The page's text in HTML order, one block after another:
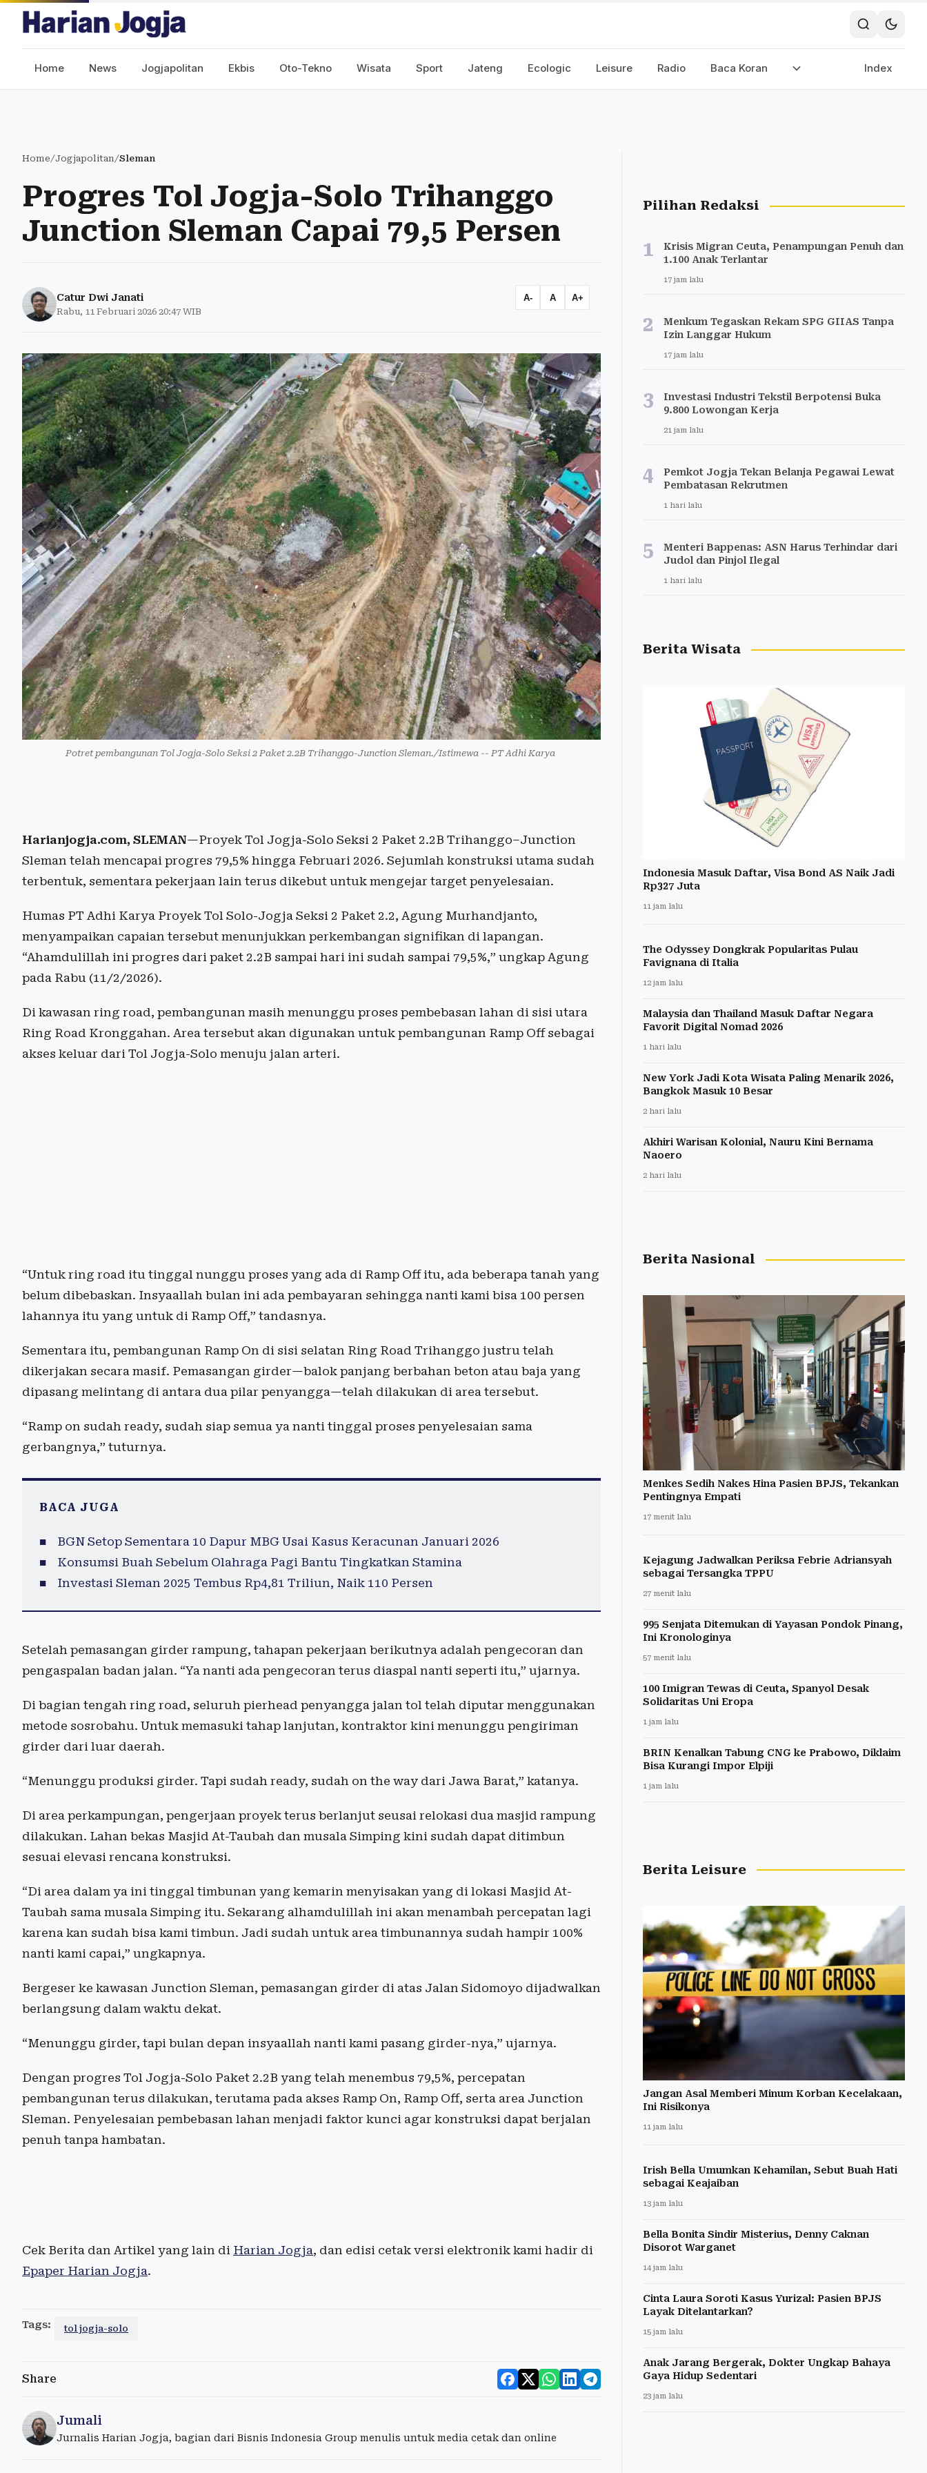
Home News Jogjapolitan Ekbis Oto-Tekno Wisata Sport Jateng Ecologic Leisure Radio Baca Koran Index
Home/Jogjapolitan/Sleman
Progres Tol Jogja-Solo Trihanggo
Junction Sleman Capai 79,5 Persen
Catur Dwi Janati
Rabu, 11 Februari 2026 20:47 WIB
A- A A+
Potret pembangunan Tol Jogja-Solo Seksi 2 Paket 2.2B Trihanggo-Junction Sleman./Istimewa -- PT Adhi Karya
Harianjogja.com, SLEMAN—Proyek Tol Jogja-Solo Seksi 2 Paket 2.2B Trihanggo–Junction
Sleman telah mencapai progres 79,5% hingga Februari 2026. Sejumlah konstruksi utama sudah
terbentuk, sementara pekerjaan lain terus dikebut untuk mengejar target penyelesaian.
Humas PT Adhi Karya Proyek Tol Solo-Jogja Seksi 2 Paket 2.2, Agung Murhandjanto,
menyampaikan capaian tersebut menunjukkan perkembangan signifikan di lapangan.
“Ahamdulillah ini progres dari paket 2.2B sampai hari ini sudah sampai 79,5%,” ungkap Agung
pada Rabu (11/2/2026).
Di kawasan ring road, pembangunan masih menunggu proses pembebasan lahan di sisi utara
Ring Road Kronggahan. Area tersebut akan digunakan untuk pembangunan Ramp Off sebagai
akses keluar dari Tol Jogja-Solo menuju jalan arteri.
“Untuk ring road itu tinggal nunggu proses yang ada di Ramp Off itu, ada beberapa tanah yang
belum dibebaskan. Insyaallah bulan ini ada pembayaran sehingga nanti kami bisa 100 persen
lahannya itu yang untuk di Ramp Off,” tandasnya.
Sementara itu, pembangunan Ramp On di sisi selatan Ring Road Trihanggo justru telah
dikerjakan secara masif. Pemasangan girder—balok panjang berbahan beton atau baja yang
dipasang melintang di antara dua pilar penyangga—telah dilakukan di area tersebut.
“Ramp on sudah ready, sudah siap semua ya nanti tinggal proses penyelesaian sama
gerbangnya,” tuturnya.
BACA JUGA
BGN Setop Sementara 10 Dapur MBG Usai Kasus Keracunan Januari 2026
Konsumsi Buah Sebelum Olahraga Pagi Bantu Tingkatkan Stamina
Investasi Sleman 2025 Tembus Rp4,81 Triliun, Naik 110 Persen
Setelah pemasangan girder rampung, tahapan pekerjaan berikutnya adalah pengecoran dan
pengaspalan badan jalan. “Ya nanti ada pengecoran terus diaspal nanti seperti itu,” ujarnya.
Di bagian tengah ring road, seluruh pierhead penyangga jalan tol telah diputar menggunakan
metode sosrobahu. Untuk memasuki tahap lanjutan, kontraktor kini menunggu pengiriman
girder dari luar daerah.
“Menunggu produksi girder. Tapi sudah ready, sudah on the way dari Jawa Barat,” katanya.
Di area perkampungan, pengerjaan proyek terus berlanjut seusai relokasi dua masjid rampung
dilakukan. Lahan bekas Masjid At-Taubah dan musala Simping kini sudah dapat ditimbun
sesuai elevasi rencana konstruksi.
“Di area dalam ya ini tinggal timbunan yang kemarin menyisakan yang di lokasi Masjid At-
Taubah sama musala Simping itu. Sekarang alhamdulillah ini akan menambah percepatan lagi
karena kan sudah bisa kami timbun. Jadi sudah untuk area timbunannya sudah hampir 100%
nanti kami capai,” ungkapnya.
Bergeser ke kawasan Junction Sleman, pemasangan girder di atas Jalan Sidomoyo dijadwalkan
berlangsung dalam waktu dekat.
“Menunggu girder, tapi bulan depan insyaallah nanti kami pasang girder-nya,” ujarnya.
Dengan progres Tol Jogja-Solo Paket 2.2B yang telah menembus 79,5%, percepatan
pembangunan terus dilakukan, terutama pada akses Ramp On, Ramp Off, serta area Junction
Sleman. Penyelesaian pembebasan lahan menjadi faktor kunci agar konstruksi dapat berjalan
penuh tanpa hambatan.
Cek Berita dan Artikel yang lain di Harian Jogja, dan edisi cetak versi elektronik kami hadir di
Epaper Harian Jogja.
Tags: tol jogja-solo
Share
Jumali
Jurnalis Harian Jogja, bagian dari Bisnis Indonesia Group menulis untuk media cetak dan online
Pilihan Redaksi
1
Krisis Migran Ceuta, Penampungan Penuh dan
1.100 Anak Terlantar
17 jam lalu
2
Menkum Tegaskan Rekam SPG GIIAS Tanpa
Izin Langgar Hukum
17 jam lalu
3
Investasi Industri Tekstil Berpotensi Buka
9.800 Lowongan Kerja
21 jam lalu
4
Pemkot Jogja Tekan Belanja Pegawai Lewat
Pembatasan Rekrutmen
1 hari lalu
5
Menteri Bappenas: ASN Harus Terhindar dari
Judol dan Pinjol Ilegal
1 hari lalu
Berita Wisata
Indonesia Masuk Daftar, Visa Bond AS Naik Jadi
Rp327 Juta
11 jam lalu
The Odyssey Dongkrak Popularitas Pulau
Favignana di Italia
12 jam lalu
Malaysia dan Thailand Masuk Daftar Negara
Favorit Digital Nomad 2026
1 hari lalu
New York Jadi Kota Wisata Paling Menarik 2026,
Bangkok Masuk 10 Besar
2 hari lalu
Akhiri Warisan Kolonial, Nauru Kini Bernama
Naoero
2 hari lalu
Berita Nasional
Menkes Sedih Nakes Hina Pasien BPJS, Tekankan
Pentingnya Empati
17 menit lalu
Kejagung Jadwalkan Periksa Febrie Adriansyah
sebagai Tersangka TPPU
27 menit lalu
995 Senjata Ditemukan di Yayasan Pondok Pinang,
Ini Kronologinya
57 menit lalu
100 Imigran Tewas di Ceuta, Spanyol Desak
Solidaritas Uni Eropa
1 jam lalu
BRIN Kenalkan Tabung CNG ke Prabowo, Diklaim
Bisa Kurangi Impor Elpiji
1 jam lalu
Berita Leisure
Jangan Asal Memberi Minum Korban Kecelakaan,
Ini Risikonya
11 jam lalu
Irish Bella Umumkan Kehamilan, Sebut Buah Hati
sebagai Keajaiban
13 jam lalu
Bella Bonita Sindir Misterius, Denny Caknan
Disorot Warganet
14 jam lalu
Cinta Laura Soroti Kasus Yurizal: Pasien BPJS
Layak Ditelantarkan?
15 jam lalu
Anak Jarang Bergerak, Dokter Ungkap Bahaya
Gaya Hidup Sedentari
23 jam lalu